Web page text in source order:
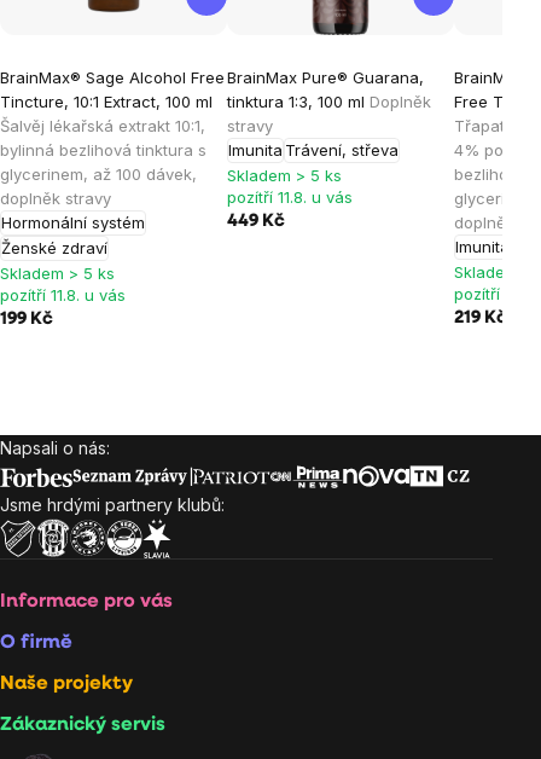
BrainMax® Sage Alcohol Free
Tincture, 10:1 Extract, 100 ml
Šalvěj lékařská extrakt 10:1,
bylinná bezlihová tinktura s
glycerinem, až 100 dávek,
doplněk stravy
Hormonální systém
Ženské zdraví
Skladem > 5 ks
pozítří 11.8. u vás
199 Kč
BrainMax Pure® Guarana,
tinktura 1:3, 100 ml Doplněk
stravy
Imunita Trávení, střeva
Skladem > 5 ks
pozítří 11.8. u vás
449 Kč
BrainMax®
Free
Třapatka
4%
bezlihová
doplněk
Imunita
Skladem >
pozítří 11.8.
219 Kč
Zápatí
Napsali o nás:
Jsme hrdými partnery klubů:
Informace pro vás
O firmě
Naše projekty
Zákaznický servis